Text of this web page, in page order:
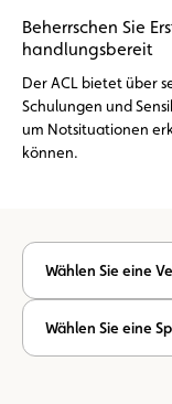
Beherrschen Sie
handlungsbereit
Der ACL bietet über
Schulungen und
um Notsituationen
können.
Wählen Sie eine
Wählen Sie eine